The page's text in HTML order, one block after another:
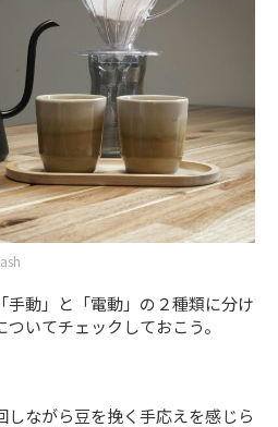
動」と「電動」の２種類に分け
いてチェックしておこう。
ながら豆を挽く手応えを感じら